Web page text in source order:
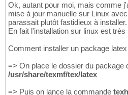
Ok, autant pour moi, mais comme
mise à jour manuelle sur Linux
parassait plutôt fastidieux à installer.
En fait l'installation sur linux est très
Comment installer un package
=> On place le dossier du package
/usr/share/texmf/tex/latex
=> Puis on lance la commande